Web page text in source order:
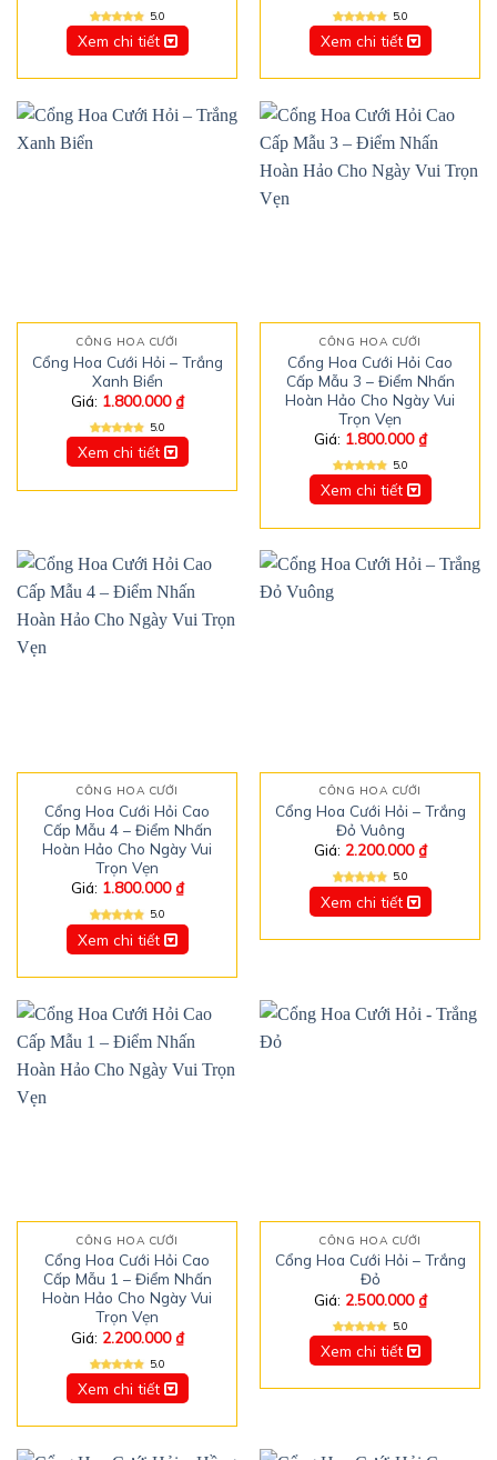
5.0
Xem chi tiết
5.0
Xem chi tiết
CỔNG HOA CƯỚI
Cổng Hoa Cưới Hỏi – Trắng
Xanh Biển
Giá: 1.800.000₫
5.0
Xem chi tiết
CỔNG HOA CƯỚI
Cổng Hoa Cưới Hỏi Cao
Cấp Mẫu 3 – Điểm Nhấn
Hoàn Hảo Cho Ngày Vui
Trọn Vẹn
Giá: 1.800.000₫
5.0
Xem chi tiết
CỔNG HOA CƯỚI
Cổng Hoa Cưới Hỏi Cao
Cấp Mẫu 4 – Điểm Nhấn
Hoàn Hảo Cho Ngày Vui
Trọn Vẹn
Giá: 1.800.000₫
5.0
Xem chi tiết
CỔNG HOA CƯỚI
Cổng Hoa Cưới Hỏi – Trắng
Đỏ Vuông
Giá: 2.200.000₫
5.0
Xem chi tiết
CỔNG HOA CƯỚI
Cổng Hoa Cưới Hỏi Cao
Cấp Mẫu 1 – Điểm Nhấn
Hoàn Hảo Cho Ngày Vui
Trọn Vẹn
Giá: 2.200.000₫
5.0
Xem chi tiết
CỔNG HOA CƯỚI
Cổng Hoa Cưới Hỏi – Trắng
Đỏ
Giá: 2.500.000₫
5.0
Xem chi tiết